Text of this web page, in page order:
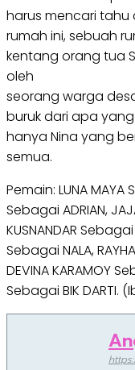
harus mencari
rumah ini, sebuah
kentang orang tua
oleh
seorang warga
buruk dari apa
hanya Nina yang
semua.
Pemain: LUNA MAYA
Sebagai ADRIAN,
KUSNANDAR Sebagai
Sebagai NALA,
DEVINA KARAMOY
Sebagai BIK DARTI.